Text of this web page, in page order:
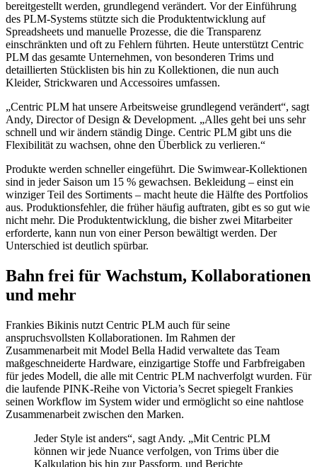
bereitgestellt werden, grundlegend verändert. Vor der Einführung
des PLM-Systems stützte sich die Produktentwicklung auf
Spreadsheets und manuelle Prozesse, die die Transparenz
einschränkten und oft zu Fehlern führten. Heute unterstützt Centric
PLM das gesamte Unternehmen, von besonderen Trims und
detaillierten Stücklisten bis hin zu Kollektionen, die nun auch
Kleider, Strickwaren und Accessoires umfassen.
„Centric PLM hat unsere Arbeitsweise grundlegend verändert“, sagt
Andy, Director of Design & Development. „Alles geht bei uns sehr
schnell und wir ändern ständig Dinge. Centric PLM gibt uns die
Flexibilität zu wachsen, ohne den Überblick zu verlieren.“
Produkte werden schneller eingeführt. Die Swimwear-Kollektionen
sind in jeder Saison um 15 % gewachsen. Bekleidung – einst ein
winziger Teil des Sortiments – macht heute die Hälfte des Portfolios
aus. Produktionsfehler, die früher häufig auftraten, gibt es so gut wie
nicht mehr. Die Produktentwicklung, die bisher zwei Mitarbeiter
erforderte, kann nun von einer Person bewältigt werden. Der
Unterschied ist deutlich spürbar.
Bahn frei für Wachstum, Kollaborationen
und mehr
Frankies Bikinis nutzt Centric PLM auch für seine
anspruchsvollsten Kollaborationen. Im Rahmen der
Zusammenarbeit mit Model Bella Hadid verwaltete das Team
maßgeschneiderte Hardware, einzigartige Stoffe und Farbfreigaben
für jedes Modell, die alle mit Centric PLM nachverfolgt wurden. Für
die laufende PINK-Reihe von Victoria’s Secret spiegelt Frankies
seinen Workflow im System wider und ermöglicht so eine nahtlose
Zusammenarbeit zwischen den Marken.
Jeder Style ist anders“, sagt Andy. „Mit Centric PLM
können wir jede Nuance verfolgen, von Trims über die
Kalkulation bis hin zur Passform, und Berichte